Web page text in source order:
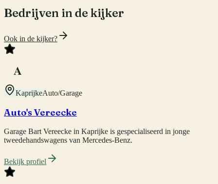
Bedrijven in de kijker
Ook in de kijker?
A
KaprijkeAuto/Garage
Auto's Vereecke
Garage Bart Vereecke in Kaprijke is gespecialiseerd in jonge
tweedehandswagens van Mercedes-Benz.
Bekijk profiel